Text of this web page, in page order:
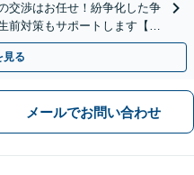
交渉はお任せ！紛争化した争
前対策もサポートします【夜
見る
メールでお問い合わせ